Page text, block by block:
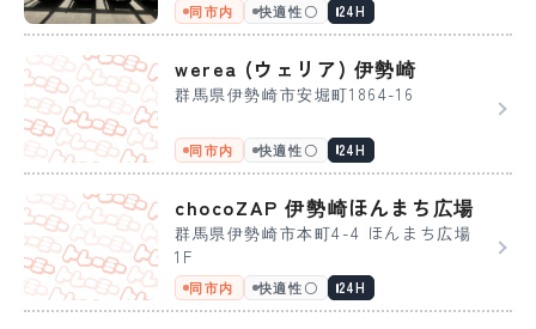
同市内 快適性〇 24H
werea (ウェリア) 伊勢崎
群馬県伊勢崎市安堀町1864-16
同市内 快適性〇 24H
chocoZAP 伊勢崎ほんまち広場
群馬県伊勢崎市本町4-4 ほんまち広場
1F
同市内 快適性〇 24H